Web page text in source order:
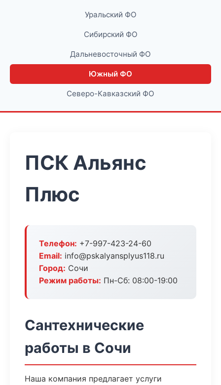
Уральский ФО
Сибирский ФО
Дальневосточный ФО
Южный ФО
Северо-Кавказский ФО
ПСК Альянс
Плюс
Телефон: +7-997-423-24-60
Email: info@pskalyansplyus118.ru
Город: Сочи
Режим работы: Пн-Сб: 08:00-19:00
Сантехнические
работы в Сочи
Наша компания предлагает услуги